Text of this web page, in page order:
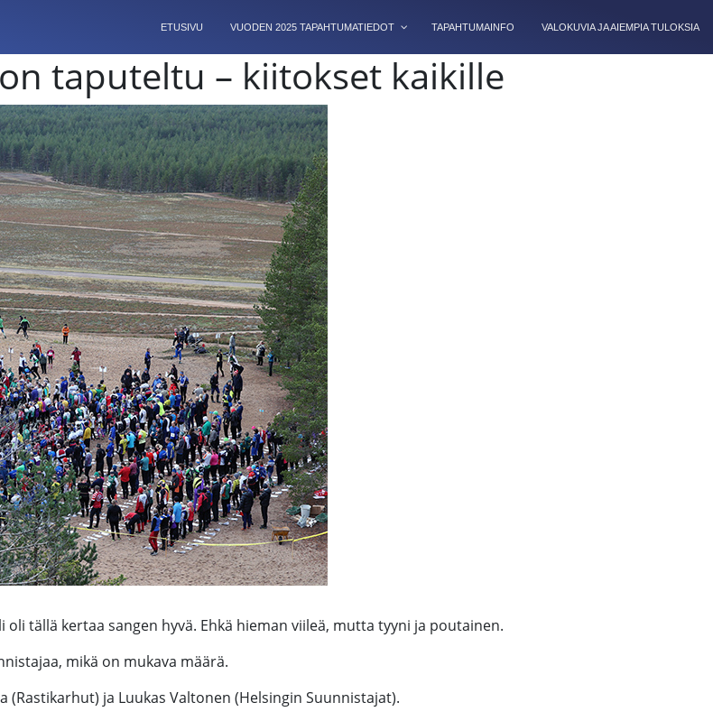
ETUSIVU VUODEN 2025 TAPAHTUMATIEDOT TAPAHTUMAINFO VALOKUVIA JA AIEMPIA TULOKSIA
taputeltu – kiitokset kaikille
tällä kertaa sangen hyvä. Ehkä hieman viileä, mutta tyyni ja poutainen.
mikä on mukava määrä.
ja Luukas Valtonen (Helsingin Suunnistajat).